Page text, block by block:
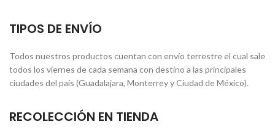
TIPOS DE ENVÍO
Todos nuestros productos cuentan con envío terrestre el cual sale
todos los viernes de cada semana con destino a las principales
ciudades del país (Guadalajara, Monterrey y Ciudad de México).
RECOLECCIÓN EN TIENDA